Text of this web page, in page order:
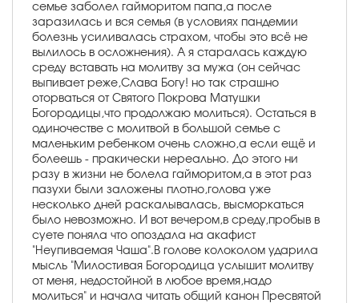
семье заболел гайморитом папа,а после
заразилась и вся семья (в условиях пандемии
болезнь усиливалась страхом, чтобы это всё не
вылилось в осложнения). А я старалась каждую
среду вставать на молитву за мужа (он сейчас
выпивает реже,Слава Богу! но так страшно
оторваться от Святого Покрова Матушки
Богородицы,что продолжаю молиться). Остаться в
одиночестве с молитвой в большой семье с
маленьким ребенком очень сложно,а если ещё и
болеешь - пракически нереально. До этого ни
разу в жизни не болела гайморитом,а в этот раз
пазухи были заложены плотно,голова уже
несколько дней раскалывалась, высморкаться
было невозможно. И вот вечером,в среду,пробыв в
суете поняла что опоздала на акафист
"Неупиваемая Чаша".В голове колоколом ударила
мысль "Милостивая Богородица услышит молитву
от меня, недостойной в любое время,надо
молиться" и начала читать общий канон Пресвятой